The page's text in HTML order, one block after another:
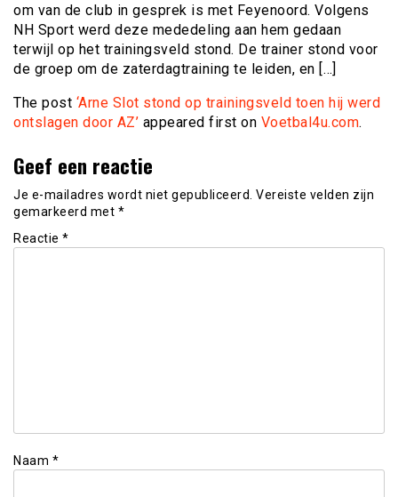
om van de club in gesprek is met Feyenoord. Volgens
NH Sport werd deze mededeling aan hem gedaan
terwijl op het trainingsveld stond. De trainer stond voor
de groep om de zaterdagtraining te leiden, en […]
The post ‘Arne Slot stond op trainingsveld toen hij werd
ontslagen door AZ’ appeared first on Voetbal4u.com.
Geef een reactie
Je e-mailadres wordt niet gepubliceerd. Vereiste velden zijn
gemarkeerd met *
Reactie *
Naam *